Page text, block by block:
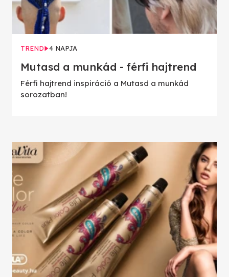
TREND 4 NAPJA
Mutasd a munkád - férfi hajtrend
Férfi hajtrend inspiráció a Mutasd a munkád
sorozatban!